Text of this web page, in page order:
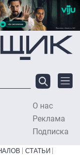
О нас
Реклама
Подписка
СТАТЬИ